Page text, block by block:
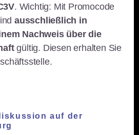
. Wichtig: Mit Promocode
ausschließlich in
Nachweis über die
gültig. Diesen erhalten Sie
auf der